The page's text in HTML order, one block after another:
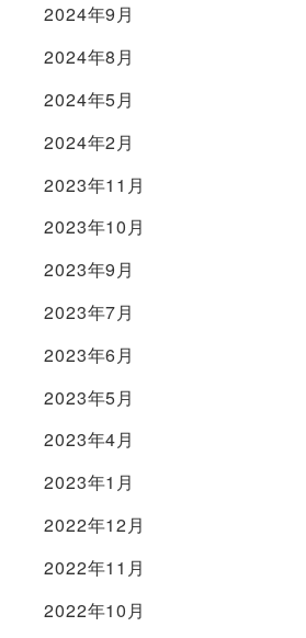
2024年9月
2024年8月
2024年5月
2024年2月
2023年11月
2023年10月
2023年9月
2023年7月
2023年6月
2023年5月
2023年4月
2023年1月
2022年12月
2022年11月
2022年10月